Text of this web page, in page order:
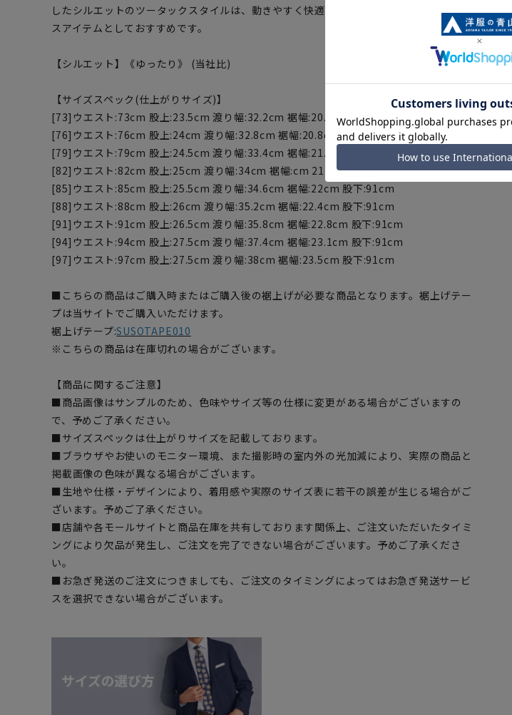
したシルエットのツータックスタイルは、動きやすく快適なはき心地です。ビジネスユー
スアイテムとしておすすめです。
【シルエット】《ゆったり》 (当社比)
【サイズスペック(仕上がりサイズ)】
[73]ウエスト:73cm 股上:23.5cm 渡り幅:32.2cm 裾幅:20.4cm 股下:91cm
[76]ウエスト:76cm 股上:24cm 渡り幅:32.8cm 裾幅:20.8cm 股下:91cm
[79]ウエスト:79cm 股上:24.5cm 渡り幅:33.4cm 裾幅:21.2cm 股下:91cm
[82]ウエスト:82cm 股上:25cm 渡り幅:34cm 裾幅:cm 21.6股下:91cm
[85]ウエスト:85cm 股上:25.5cm 渡り幅:34.6cm 裾幅:22cm 股下:91cm
[88]ウエスト:88cm 股上:26cm 渡り幅:35.2cm 裾幅:22.4cm 股下:91cm
[91]ウエスト:91cm 股上:26.5cm 渡り幅:35.8cm 裾幅:22.8cm 股下:91cm
[94]ウエスト:94cm 股上:27.5cm 渡り幅:37.4cm 裾幅:23.1cm 股下:91cm
[97]ウエスト:97cm 股上:27.5cm 渡り幅:38cm 裾幅:23.5cm 股下:91cm
■こちらの商品はご購入時またはご購入後の裾上げが必要な商品となります。裾上げテー
プは当サイトでご購入いただけます。
裾上げテープ:SUSOTAPE010
※こちらの商品は在庫切れの場合がございます。
【商品に関するご注意】
■商品画像はサンプルのため、色味やサイズ等の仕様に変更がある場合がございますの
で、予めご了承ください。
■サイズスペックは仕上がりサイズを記載しております。
■ブラウザやお使いのモニター環境、また撮影時の室内外の光加減により、実際の商品と
掲載画像の色味が異なる場合がございます。
■生地や仕様・デザインにより、着用感や実際のサイズ表に若干の誤差が生じる場合がご
ざいます。予めご了承ください。
■店舗や各モールサイトと商品在庫を共有しております関係上、ご注文いただいたタイミ
ングにより欠品が発生し、ご注文を完了できない場合がございます。予めご了承くださ
い。
■お急ぎ発送のご注文につきましても、ご注文のタイミングによってはお急ぎ発送サービ
スを選択できない場合がございます。